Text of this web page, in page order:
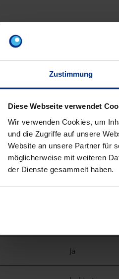
Zustimmung
Diese Webseite verwendet
Wir verwenden Cookies, um
und die Zugriffe auf unsere
Website an unsere Partner für
möglicherweise mit weiteren
der Dienste gesammelt haben.
TECHNISCHE UNTERLAGEN
Gewinde
63 mm
Ja